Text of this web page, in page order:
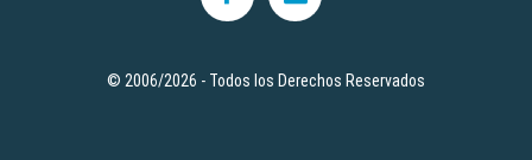
© 2006/2026 - Todos los Derechos Reservados